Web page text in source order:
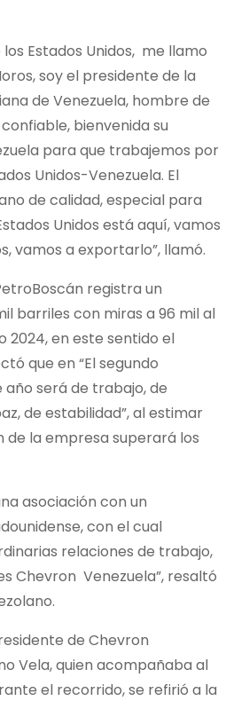
Estados Unidos, me llamo
soy el presidente de la
de Venezuela, hombre de
bienvenida su
para que trabajemos por
Unidos-Venezuela. El
de calidad, especial para
Unidos está aquí, vamos
vamos a exportarlo”, llamó.
registra un
barriles con miras a 96 mil al
2024, en este sentido el
que en “El segundo
será de trabajo, de
de estabilidad”, al estimar
de la empresa superará los
asociación con un
con el cual
relaciones de trabajo,
Chevron Venezuela”, resaltó
de Chevron
Vela, quien acompañaba al
el recorrido, se refirió a la